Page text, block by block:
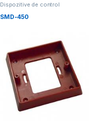
Dispozitive de control
SMD-450